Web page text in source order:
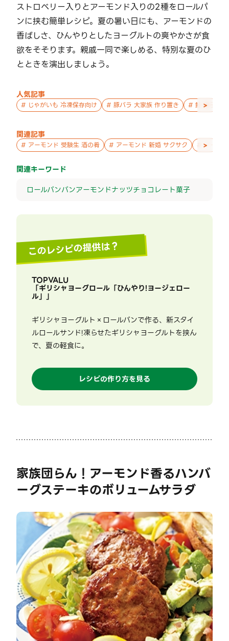
ストロベリー入りとアーモンド入りの2種をロールパ
ンに挟む簡単レシピ。夏の暑い日にも、アーモンドの
香ばしさ、ひんやりとしたヨーグルトの爽やかさが食
欲をそそります。親戚一同で楽しめる、特別な夏のひ
とときを演出しましょう。
人気記事
# じゃがいも 冷凍保存向け # 豚バラ 大家族 作り置き # 鮭 親子 作
>
関連記事
# アーモンド 受験生 酒の肴 # アーモンド 新婚 サクサク #アーモ
>
関連キーワード
ロールパンパンアーモンドナッツチョコレート菓子
このレシピの提供は？
TOPVALU
「ギリシャヨーグロール「ひんやり!ヨージェロー
ル」 」
ギリシャヨーグルト×ロールパンで作る、新スタイ
ルロールサンド!凍らせたギリシャヨーグルトを挟ん
で、夏の軽食に。
レシピの作り方を見る
家族団らん！アーモンド香るハンバ
ーグステーキのボリュームサラダ